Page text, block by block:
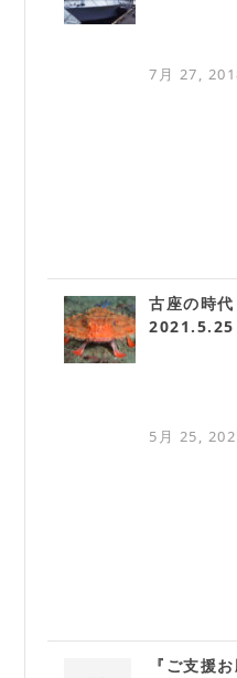
7月 27,
古座の時
2021.5.25
5月 25,
『ご支援